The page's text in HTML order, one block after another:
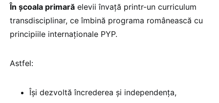
În școala primară elevii învață printr-un curriculum
transdisciplinar, ce îmbină programa românească cu
principiile internaționale PYP.
Astfel:
Își dezvoltă încrederea și independența,